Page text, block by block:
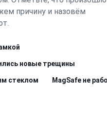
причину и назовём
новые трещины
стеклом MagSafe не